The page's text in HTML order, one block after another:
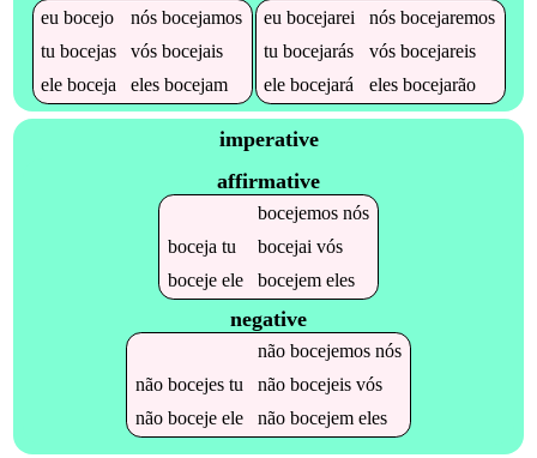
eubocejo nósbocejamos
tubocejas vósbocejais
eleboceja elesbocejam
eubocejarei nósbocejaremos
tubocejarás vósbocejareis
elebocejará elesbocejarão
imperative
affirmative
bocejemosnós
boceja tu bocejai vós
bocejeele bocejemeles
negative
não bocejemosnós
não bocejestu não bocejeisvós
não bocejeele não bocejemeles